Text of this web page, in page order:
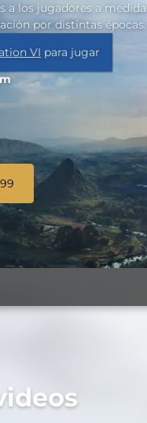
a los jugadores a medida
por distintas épocas.
VI para jugar